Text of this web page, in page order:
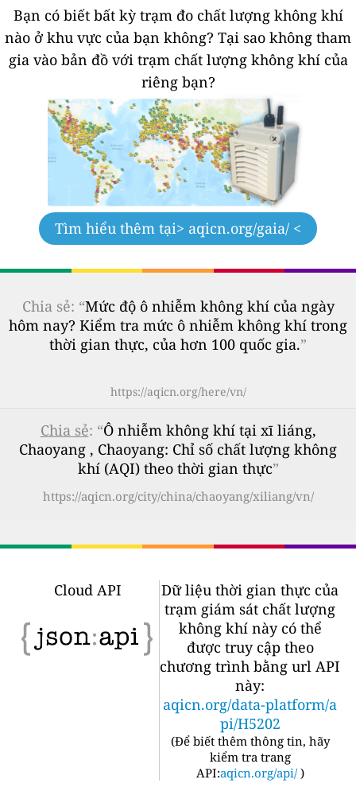
Bạn có biết bất kỳ trạm đo chất lượng không khí
nào ở khu vực của bạn không? Tại sao không tham
gia vào bản đồ với trạm chất lượng không khí của
riêng bạn?
Tìm hiểu thêm tại> aqicn.org/gaia/ <
Chia sẻ: “Mức độ ô nhiễm không khí của ngày
hôm nay? Kiểm tra mức ô nhiễm không khí trong
thời gian thực, của hơn 100 quốc gia.”
https://aqicn.org/here/vn/
Chia sẻ: “Ô nhiễm không khí tại xī liáng,
Chaoyang , Chaoyang: Chỉ số chất lượng không
khí (AQI) theo thời gian thực”
https://aqicn.org/city/china/chaoyang/xiliang/vn/
Cloud API
Dữ liệu thời gian thực của
trạm giám sát chất lượng
không khí này có thể
được truy cập theo
chương trình bằng url API
này:
aqicn.org/data-platform/a
pi/H5202
(Để biết thêm thông tin, hãy
kiểm tra trang
API:aqicn.org/api/ )